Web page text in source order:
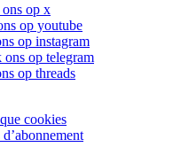
op x
op youtube
op instagram
ons op telegram
op threads
cookies